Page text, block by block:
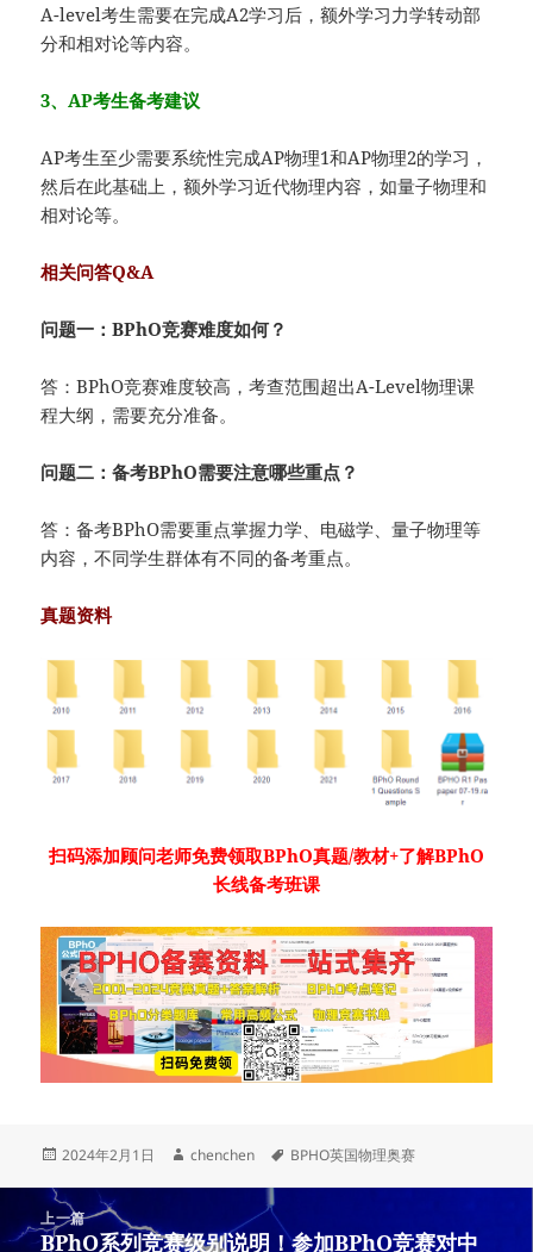
A-level考生需要在完成A2学习后，额外学习力学转动部
分和相对论等内容。
3、AP考生备考建议
AP考生至少需要系统性完成AP物理1和AP物理2的学习，
然后在此基础上，额外学习近代物理内容，如量子物理和
相对论等。
相关问答Q&A
问题一：BPhO竞赛难度如何？
答：BPhO竞赛难度较高，考查范围超出A-Level物理课
程大纲，需要充分准备。
问题二：备考BPhO需要注意哪些重点？
答：备考BPhO需要重点掌握力学、电磁学、量子物理等
内容，不同学生群体有不同的备考重点。
真题资料
扫码添加顾问老师免费领取BPhO真题/教材+了解BPhO
长线备考班课
发
于
2024年2月1日
作
chenchen
标
BPHO英国物理奥赛
章
上一篇
上
BPhO系列竞赛级别说明！参加BPhO竞赛对中